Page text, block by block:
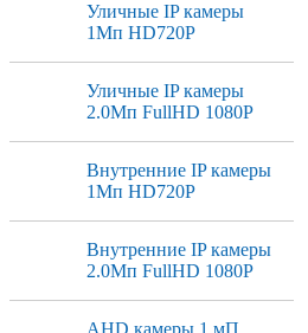
Уличные IP камеры
1Мп HD720P
Уличные IP камеры
2.0Мп FullHD 1080P
Внутренние IP камеры
1Мп HD720P
Внутренние IP камеры
2.0Мп FullHD 1080P
AHD камеры 1 мП